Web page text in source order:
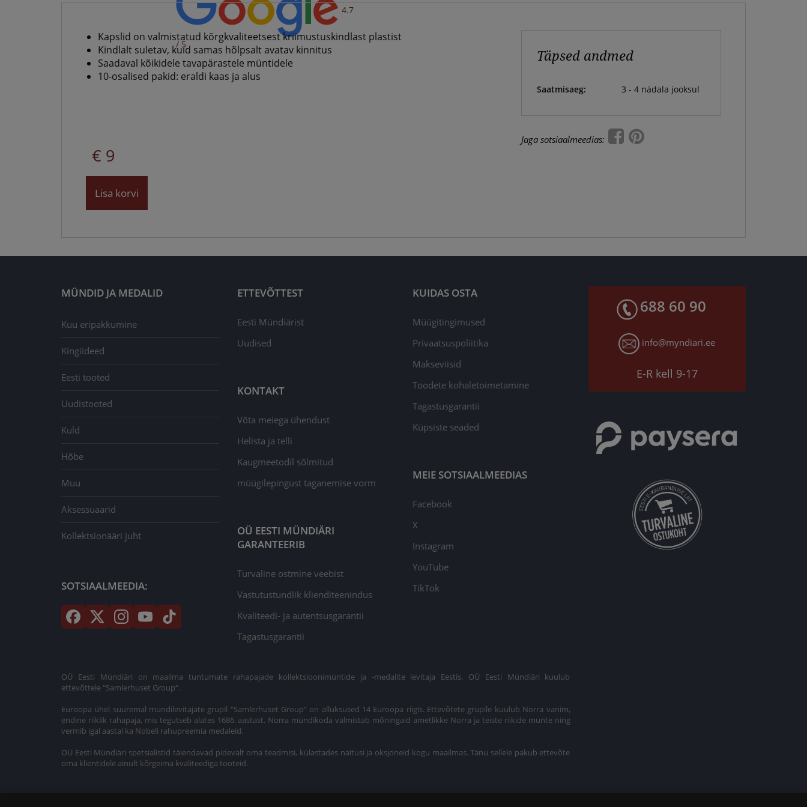
4.7
/ 5
Kapslid on valmistatud kõrgkvaliteetsest kriimustuskindlast plastist
Kindlalt suletav, kuid samas hõlpsalt avatav kinnitus
Saadaval kõikidele tavapärastele müntidele
10-osalised pakid: eraldi kaas ja alus
€ 9
Lisa korvi
Täpsed andmed
Saatmisaeg: 3 - 4 nädala jooksul
Jaga sotsiaalmeedias:
MÜNDID JA MEDALID
Kuu eripakkumine
Kingiideed
Eesti tooted
Uudistooted
Kuld
Hõbe
Muu
Aksessuaarid
Kollektsionääri juht
SOTSIAALMEEDIA:
ETTEVÕTTEST
Eesti Mündiärist
Uudised
KONTAKT
Võta meiega ühendust
Helista ja telli
Kaugmeetodil sõlmitud
müügilepingust taganemise vorm
OÜ EESTI MÜNDIÄRI
GARANTEERIB
Turvaline ostmine veebist
Vastutustundlik klienditeenindus
Kvaliteedi- ja autentsusgarantii
Tagastusgarantii
KUIDAS OSTA
Müügitingimused
Privaatsuspoliitika
Makseviisid
Toodete kohaletoimetamine
Tagastusgarantii
Küpsiste seaded
MEIE SOTSIAALMEEDIAS
Facebook
X
Instagram
YouTube
TikTok
688 60 90
info@myndiari.ee
E-R kell 9-17
OÜ Eesti Mündiäri on maailma tuntumate rahapajade kollektsioonimüntide ja -medalite levitaja Eestis. OÜ Eesti Mündiäri kuulub
ettevõttele "Samlerhuset Group“.
Euroopa ühel suuremal mündilevitajate grupil "Samlerhuset Group" on allüksused 14 Euroopa riigis. Ettevõtete grupile kuulub Norra vanim,
endine riiklik rahapaja, mis tegutseb alates 1686. aastast. Norra mündikoda valmistab mõningaid ametlikke Norra ja teiste riikide münte ning
vermib igal aastal ka Nobeli rahupreemia medaleid.
OÜ Eesti Mündiäri spetsialistid täiendavad pidevalt oma teadmisi, külastades näitusi ja oksjoneid kogu maailmas. Tänu sellele pakub ettevõte
oma klientidele ainult kõrgeima kvaliteediga tooteid.